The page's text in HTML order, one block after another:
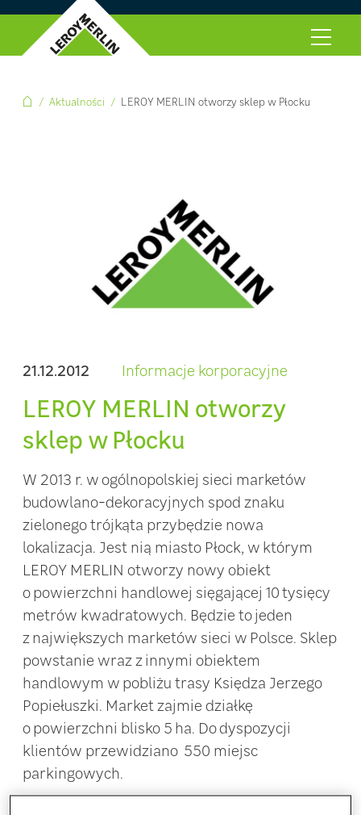
Aktualności LEROY MERLIN otworzy sklep w Płocku
21.12.2012 Informacje korporacyjne
LEROY MERLIN otworzy
sklep w Płocku
W 2013 r. w ogólnopolskiej sieci marketów
budowlano-dekoracyjnych spod znaku
zielonego trójkąta przybędzie nowa
lokalizacja. Jest nią miasto Płock, w którym
LEROY MERLIN otworzy nowy obiekt
o powierzchni handlowej sięgającej 10 tysięcy
metrów kwadratowych. Będzie to jeden
z największych marketów sieci w Polsce. Sklep
powstanie wraz z innymi obiektem
handlowym w pobliżu trasy Księdza Jerzego
Popiełuszki. Market zajmie działkę
o powierzchni blisko 5 ha. Do dyspozycji
klientów przewidziano 550 miejsc
parkingowych.